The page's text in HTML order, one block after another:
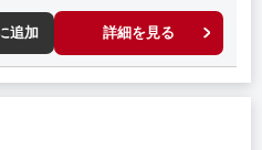
追加 詳細を見る